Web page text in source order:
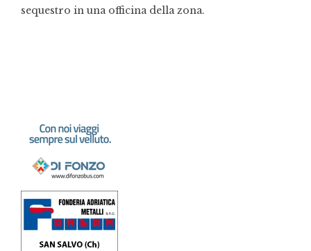
sequestro in una officina della zona.